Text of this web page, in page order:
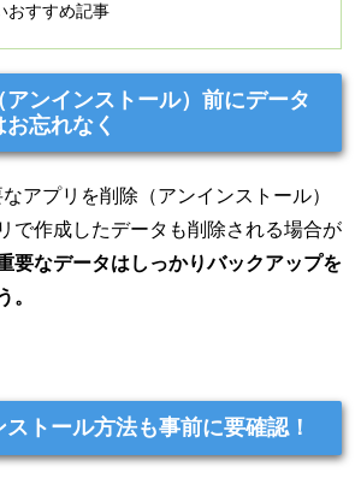
おすすめ記事
ンインストール）前にデータ
忘れなく
アプリを削除（アンインストール）
で作成したデータも削除される場合が
要なデータはしっかりバックアップを
。
トール方法も事前に要確認！